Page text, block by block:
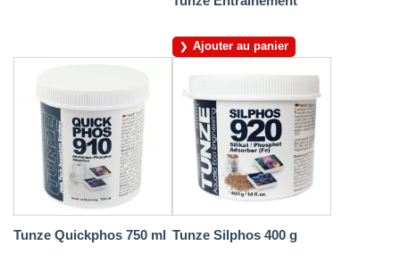
Ajouter au panier
Tunze Quickphos 750 ml Tunze Silphos 400 g